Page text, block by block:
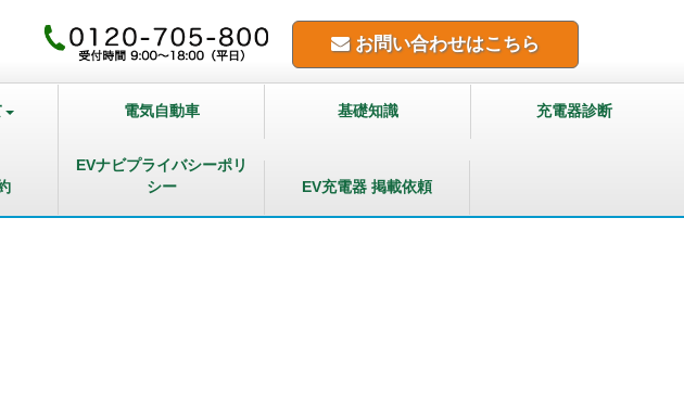
お問い合わせはこちら
電気自動車 基礎知識 充電器診断
EVナビプライバシーポリ
シー
EV充電器 掲載依頼